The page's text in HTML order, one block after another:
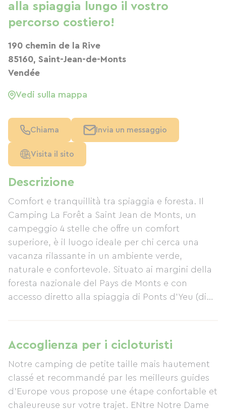
Descrizione
Comfort e tranquillità tra spiaggia e foresta. Il
Camping La Forêt a Saint Jean de Monts, un
campeggio 4 stelle che offre un comfort
superiore, è il luogo ideale per chi cerca una
vacanza rilassante in un ambiente verde,
naturale e confortevole. Situato ai margini della
foresta nazionale del Pays de Monts e con
accesso diretto alla spiaggia di Ponts d'Yeu (di
posizione ideale per esplorare la regione e le sue
numerose attività. Il Camping La Forêt dispone
di una piscina riscaldata e di una piscina per
bambini (aperte da maggio a settembre),
entrambe esposte a sud. Potrete rilassarvi sui
numerosi lettini prendisole tenendo d'occhio i
Accoglienza per i cicloturisti
Notre camping de petite taille mais hautement
classé et recommandé par les meilleurs guides
d'Europe vous propose une étape confortable et
chaleureuse sur votre trajet. ENtre Notre Dame
alla spiaggia lungo il vostro
percorso costiero!
190 chemin de la Rive
85160, Saint-Jean-de-Monts
Vendée
Vedi sulla mappa
Chiama Invia un messaggio
Visita il sito